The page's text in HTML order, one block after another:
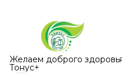
Желаем доброго
Тонус+